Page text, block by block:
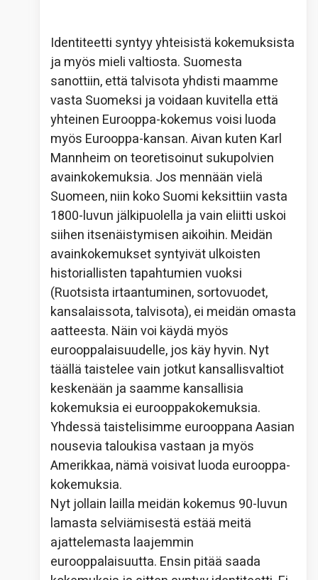
Identiteetti syntyy yhteisistä kokemuksista
ja myös mieli valtiosta. Suomesta
sanottiin, että talvisota yhdisti maamme
vasta Suomeksi ja voidaan kuvitella että
yhteinen Eurooppa-kokemus voisi luoda
myös Eurooppa-kansan. Aivan kuten Karl
Mannheim on teoretisoinut sukupolvien
avainkokemuksia. Jos mennään vielä
Suomeen, niin koko Suomi keksittiin vasta
1800-luvun jälkipuolella ja vain eliitti uskoi
siihen itsenäistymisen aikoihin. Meidän
avainkokemukset syntyivät ulkoisten
historiallisten tapahtumien vuoksi
(Ruotsista irtaantuminen, sortovuodet,
kansalaissota, talvisota), ei meidän omasta
aatteesta. Näin voi käydä myös
eurooppalaisuudelle, jos käy hyvin. Nyt
täällä taistelee vain jotkut kansallisvaltiot
keskenään ja saamme kansallisia
kokemuksia ei eurooppakokemuksia.
Yhdessä taistelisimme eurooppana Aasian
nousevia taloukisa vastaan ja myös
Amerikkaa, nämä voisivat luoda eurooppa-
kokemuksia.
Nyt jollain lailla meidän kokemus 90-luvun
lamasta selviämisestä estää meitä
ajattelemasta laajemmin
eurooppalaisuutta. Ensin pitää saada